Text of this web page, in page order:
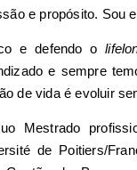
e propósito. Sou
e defendo o
e sempre
de vida é evoluir
Mestrado
de Poitiers/